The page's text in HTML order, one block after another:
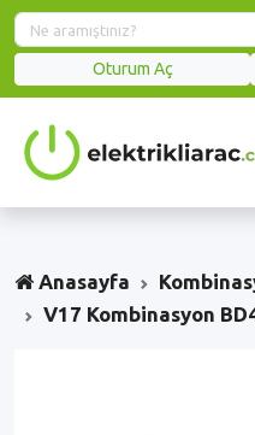
Oturum Aç
Anasayfa
V17 Kombinasyon